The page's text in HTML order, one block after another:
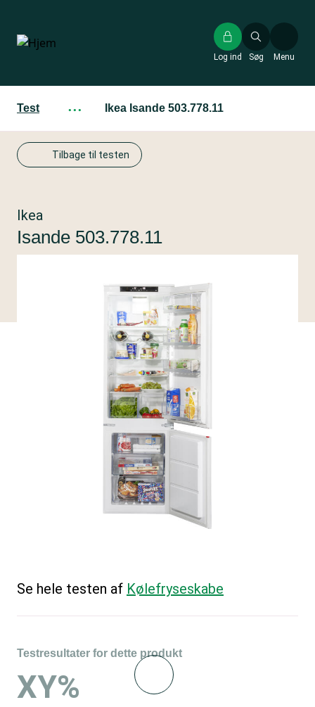
hovedindhold
Søg
Log ind Menu
Test ··· Ikea Isande 503.778.11
Tilbage til testen
Ikea
Isande 503.778.11
Se hele testen af Kølefryseskabe
Testresultater for dette produkt
XY%